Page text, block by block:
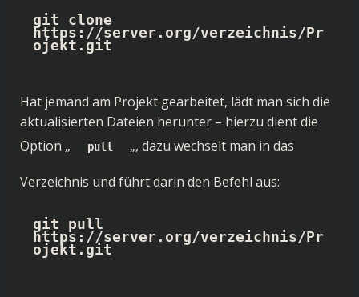
git clone
https://server.org/verzeichnis/Pr
ojekt.git
Hat jemand am Projekt gearbeitet, lädt man sich die
aktualisierten Dateien herunter – hierzu dient die
Option „
pull „, dazu wechselt man in das
Verzeichnis und führt darin den Befehl aus:
git pull
https://server.org/verzeichnis/Pr
ojekt.git